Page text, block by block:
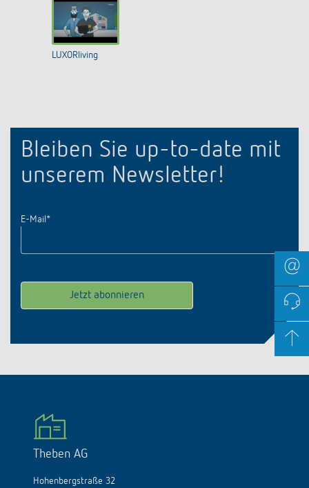
LUXORliving
Bleiben Sie up-to-date mit
unserem Newsletter!
E-Mail *
Theben AG
Hohenbergstraße 32